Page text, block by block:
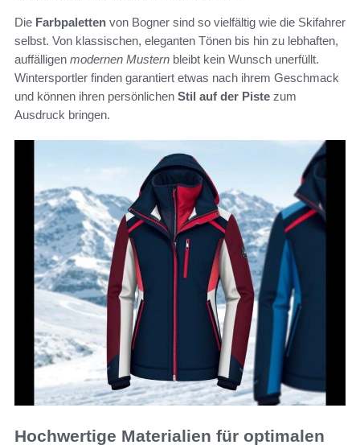
Die Farbpaletten von Bogner sind so vielfältig wie die Skifahrer
selbst. Von klassischen, eleganten Tönen bis hin zu lebhaften,
auffälligen modernen Mustern bleibt kein Wunsch unerfüllt.
Wintersportler finden garantiert etwas nach ihrem Geschmack
und können ihren persönlichen Stil auf der Piste zum
Ausdruck bringen.
Hochwertige Materialien für optimalen